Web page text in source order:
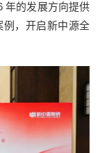
年的发展方向提供
，开启新中源全